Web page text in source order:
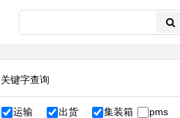
关键字查询
运输 出货 集装箱
pms